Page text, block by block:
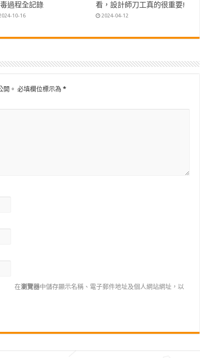
過程全記錄
10-16
看，設計師刀工真的很重要!
2024-04-12
開。 必填欄位標示為 *
在瀏覽器中儲存顯示名稱、電子郵件地址及個人網站網址，以